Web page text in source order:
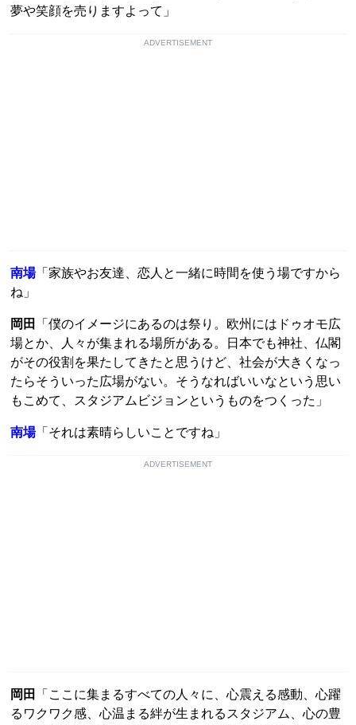
夢や笑顔を売りますよって」
ADVERTISEMENT
南場「家族やお友達、恋人と一緒に時間を使う場ですから
ね」
岡田
「僕のイメージにあるのは祭り。欧州にはドゥオモ広
場とか、人々が集まれる場所がある。日本でも神社、仏閣
がその役割を果たしてきたと思うけど、社会が大きくなっ
たらそういった広場がない。そうなればいいなという思い
もこめて、スタジアムビジョンというものをつくった」
南場「それは素晴らしいことですね」
ADVERTISEMENT
岡田
「ここに集まるすべての人々に、心震える感動、心躍
るワクワク感、心温まる絆が生まれるスタジアム、心の豊